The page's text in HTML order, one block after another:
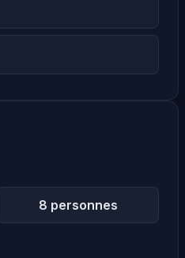
8 personnes